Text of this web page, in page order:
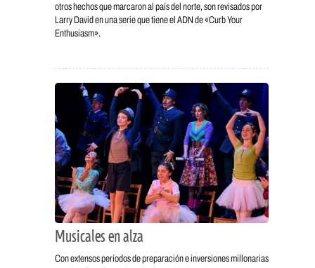
otros hechos que marcaron al país del norte, son revisados por
Larry David en una serie que tiene el ADN de «Curb Your
Enthusiasm».
Musicales en alza
Con extensos períodos de preparación e inversiones millonarias